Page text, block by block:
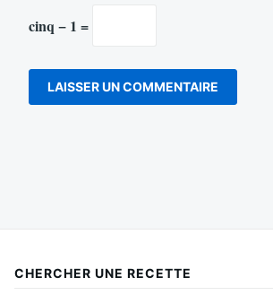
cinq − 1 =
CHERCHER UNE RECETTE